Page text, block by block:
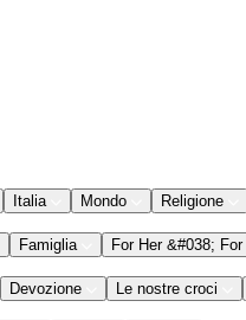
Italia Mondo Religione
Famiglia For Her &#038; For
Devozione Le nostre croci